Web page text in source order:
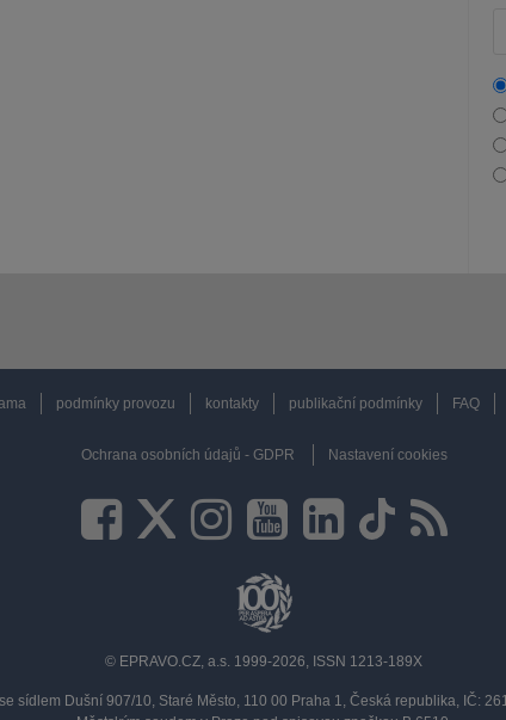
podmínky provozu kontakty publikační podmínky FAQ
Ochrana osobních údajů - GDPR Nastavení cookies
© EPRAVO.CZ, a.s. 1999-2026, ISSN 1213-189X
sídlem Dušní 907/10, Staré Město, 110 00 Praha 1, Česká republika, IČ: